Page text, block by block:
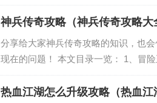
门在哪 3、《幻塔》第四区风景点位
鹰巢折跃门没有传...
神兵传奇攻略（神兵传奇攻略大
分享给大家神兵传奇攻略的知识，也
现在的问题！ 本文目录一览： 1、冒
boss怎么打？ 3、冒险王之神兵传奇
是一款经典的横版冒...
热血江湖怎么升级攻略（热血江